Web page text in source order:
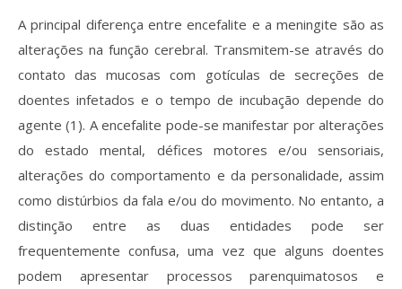
A principal diferença entre encefalite e a meningite são as
alterações na função cerebral. Transmitem-se através do
contato das mucosas com gotículas de secreções de
doentes infetados e o tempo de incubação depende do
agente (1). A encefalite pode-se manifestar por alterações
do estado mental, défices motores e/ou sensoriais,
alterações do comportamento e da personalidade, assim
como distúrbios da fala e/ou do movimento. No entanto, a
distinção entre as duas entidades pode ser
frequentemente confusa, uma vez que alguns doentes
podem apresentar processos parenquimatosos e